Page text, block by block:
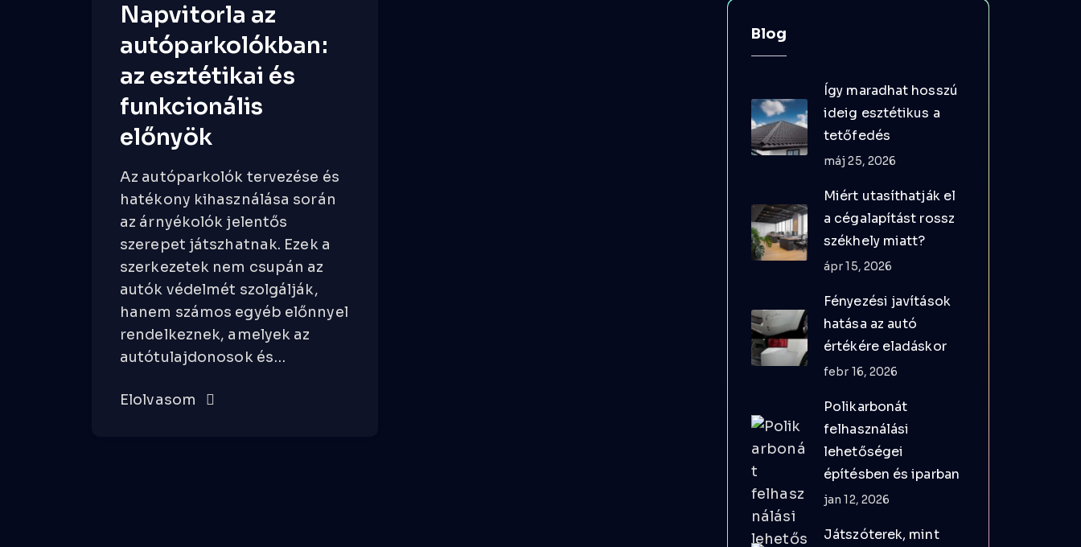
Napvitorla az
autóparkolókban:
az esztétikai és
funkcionális
előnyök
Az autóparkolók tervezése és
hatékony kihasználása során
az árnyékolók jelentős
szerepet játszhatnak. Ezek a
szerkezetek nem csupán az
autók védelmét szolgálják,
hanem számos egyéb előnnyel
rendelkeznek, amelyek az
autótulajdonosok és…
Elolvasom
Blog
Így maradhat hosszú
ideig esztétikus a
tetőfedés
máj 25, 2026
Miért utasíthatják el
a cégalapítást rossz
székhely miatt?
ápr 15, 2026
Fényezési javítások
hatása az autó
értékére eladáskor
febr 16, 2026
Polikarbonát
felhasználási
lehetőségei
építésben és iparban
jan 12, 2026
Játszóterek, mint